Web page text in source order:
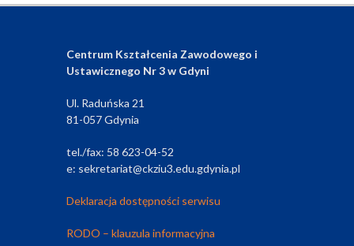
Centrum Kształcenia Zawodowego i
Ustawicznego Nr 3 w Gdyni
Ul. Raduńska 21
81-057 Gdynia
tel./fax: 58 623-04-52
e: sekretariat@ckziu3.edu.gdynia.pl
Deklaracja dostępności serwisu
RODO – klauzula informacyjna